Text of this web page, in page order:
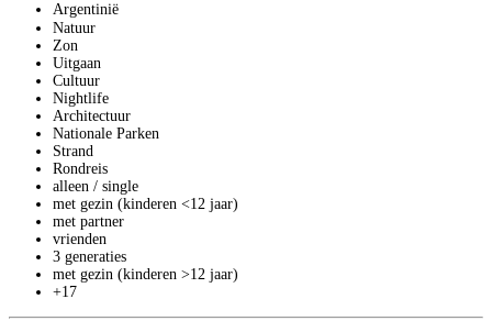
Argentinië
Natuur
Zon
Uitgaan
Cultuur
Nightlife
Architectuur
Nationale Parken
Strand
Rondreis
alleen / single
met gezin (kinderen <12 jaar)
met partner
vrienden
3 generaties
met gezin (kinderen >12 jaar)
+17